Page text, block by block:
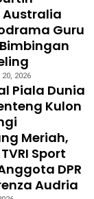
Australia
Guru
2026
Piala Dunia
Kulon
Meriah,
Sport
DPR
Audria